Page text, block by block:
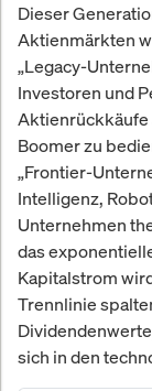
Dieser
Aktienmärkten
„Legacy-
Investoren und
Aktienrückkäufe
Boomer zu
„Frontier-
Intelligenz,
Unternehmen
das
Kapitalstrom
Trennlinie
sich in den